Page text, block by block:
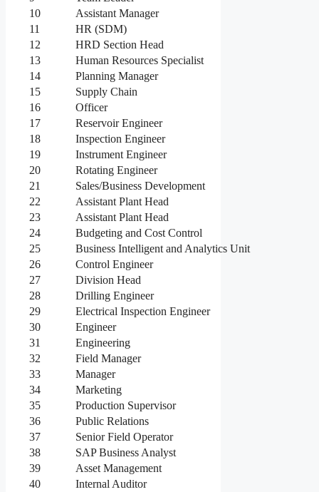
10
Assistant Manager
11
HR (SDM)
12
HRD Section Head
13
Human Resources Specialist
14
Planning Manager
15
Supply Chain
16
Officer
17
Reservoir Engineer
18
Inspection Engineer
19
Instrument Engineer
20
Rotating Engineer
21
Sales/Business Development
22
Assistant Plant Head
23
Assistant Plant Head
24
Budgeting and Cost Control
25
Business Intelligent and Analytics Unit
26
Control Engineer
27
Division Head
28
Drilling Engineer
29
Electrical Inspection Engineer
30
Engineer
31
Engineering
32
Field Manager
33
Manager
34
Marketing
35
Production Supervisor
36
Public Relations
37
Senior Field Operator
38
SAP Business Analyst
39
Asset Management
40
Internal Auditor